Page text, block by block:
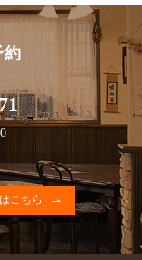
約
こちら